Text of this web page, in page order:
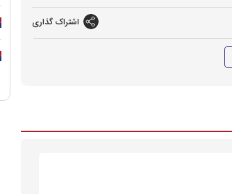
اشتراک گذاری